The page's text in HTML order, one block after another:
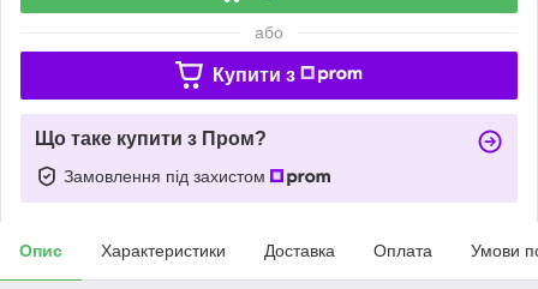
або
Купити з
Що таке купити з Пром?
Замовлення під захистом
Опис Характеристики Доставка Оплата Умови